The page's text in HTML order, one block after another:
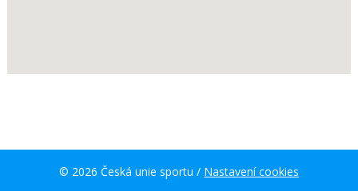
© 2026 Česká unie sportu / Nastavení cookies